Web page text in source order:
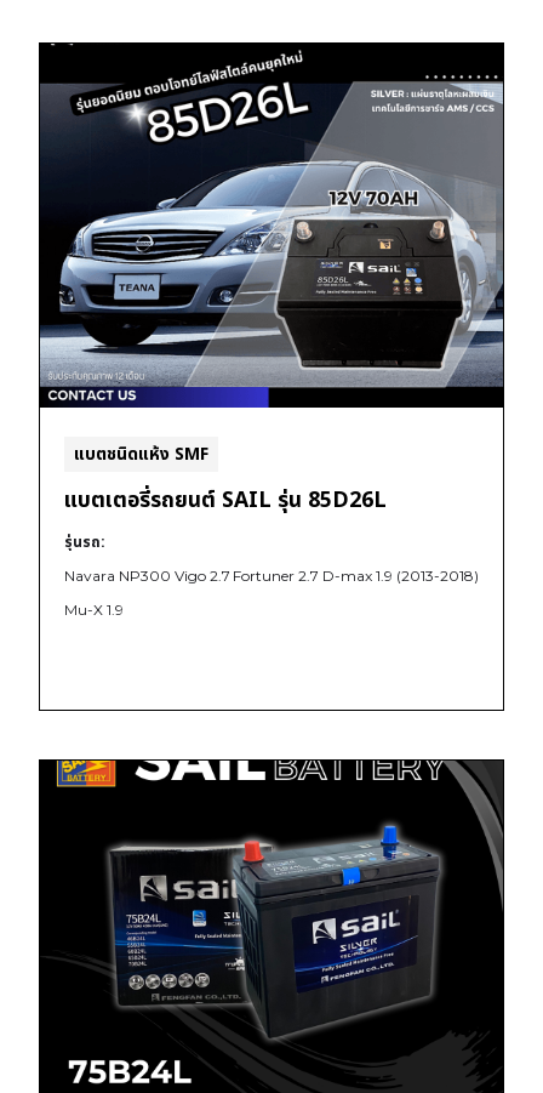
แบตชนิดแห้ง SMF
แบตเตอรี่รถยนต์ SAIL รุ่น 85D26L
รุ่นรถ:
Navara NP300 Vigo 2.7 Fortuner 2.7 D-max 1.9 (2013-2018)
Mu-X 1.9